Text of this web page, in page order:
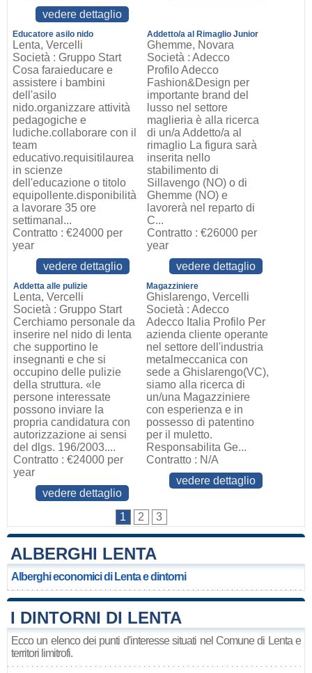
vedere dettaglio
Educatore asilo nido
Lenta, Vercelli
Società : Gruppo Start
Cosa faraieducare e
assistere i bambini
dell'asilo
nido.organizzare attività
pedagogiche e
ludiche.collaborare con il
team
educativo.requisitilaurea
in scienze
dell'educazione o titolo
equipollente.disponibilità
a lavorare 35 ore
settimanal...
Contratto : €24000 per
year
vedere dettaglio
Addetto/a al Rimaglio Junior
Ghemme, Novara
Società : Adecco
Profilo Adecco
Fashion&Design per
importante brand del
lusso nel settore
maglieria è alla ricerca
di un/a Addetto/a al
rimaglio La figura sarà
inserita nello
stabilimento di
Sillavengo (NO) o di
Ghemme (NO) e
lavorerà nel reparto di
C...
Contratto : €26000 per
year
vedere dettaglio
Addetta alle pulizie
Lenta, Vercelli
Società : Gruppo Start
Cerchiamo personale da
inserire nel nido di lenta
che supportino le
insegnanti e che si
occupino delle pulizie
della struttura. «le
persone interessate
possono inviare la
propria candidatura con
autorizzazione ai sensi
del dlgs. 196/2003....
Contratto : €24000 per
year
vedere dettaglio
Magazziniere
Ghislarengo, Vercelli
Società : Adecco
Adecco Italia Profilo Per
azienda cliente operante
nel settore dell'industria
metalmeccanica con
sede a Ghislarengo(VC),
siamo alla ricerca di
un/una Magazziniere
con esperienza e in
possesso di patentino
per il muletto.
Responsabilita Ge...
Contratto : N/A
vedere dettaglio
1 2 3
ALBERGHI LENTA
Alberghi economici di Lenta e dintorni
I DINTORNI DI LENTA
Ecco un elenco dei punti d'interesse situati nel Comune di Lenta e
territori limitrofi.